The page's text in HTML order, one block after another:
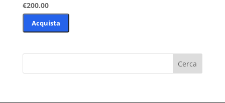
€200.00
3 ore di consulenza
Acquista